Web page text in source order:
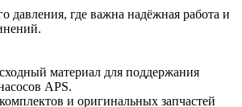
давления, где важна надёжная работа и
материал для поддержания
APS.
и оригинальных запчастей